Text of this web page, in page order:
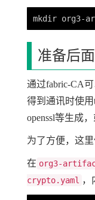
准备后
通过fabric-CA
得到通讯时使
openssl等生成
为了方便，这里
在 org3-
crypto.yaml ，